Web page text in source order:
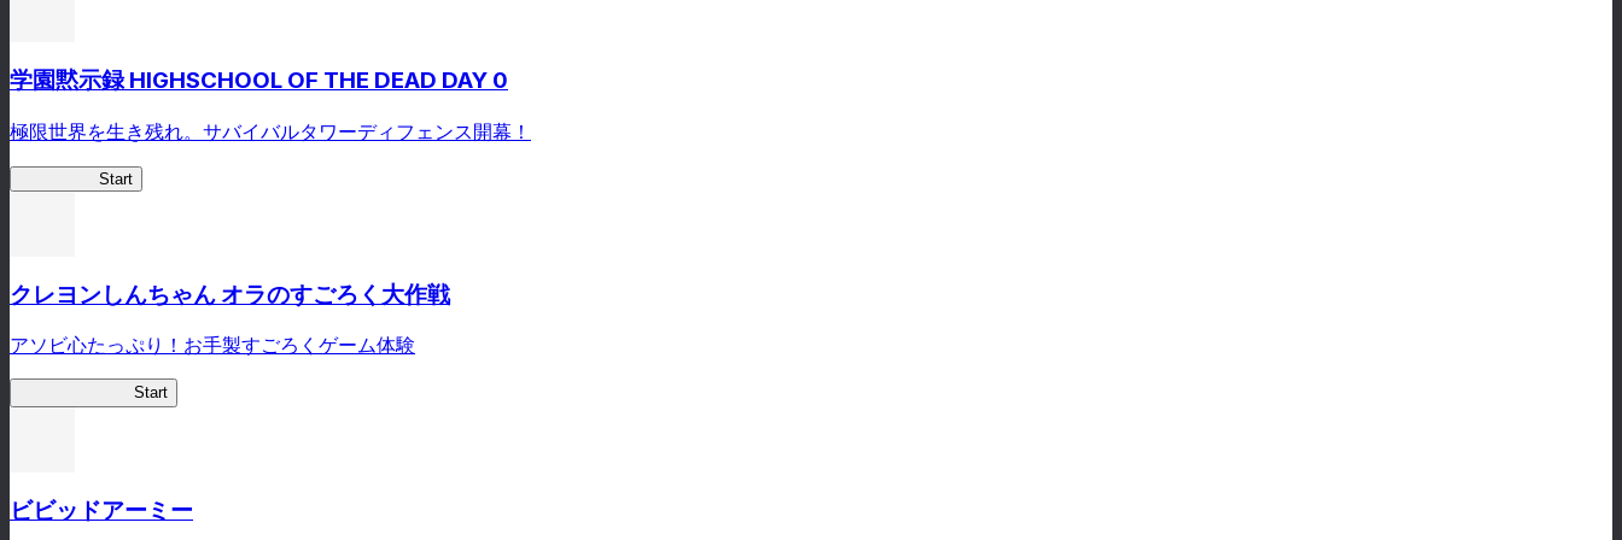
学園黙示録 HIGHSCHOOL OF THE DEAD DAY 0
極限世界を生き残れ。サバイバルタワーディフェンス開幕！
Start
クレヨンしんちゃん オラのすごろく大作戦
アソビ心たっぷり！お手製すごろくゲーム体験
Start
ビビッドアーミー